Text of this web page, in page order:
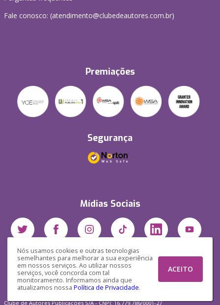
Nós usamos cookies e outras tecnologias
semelhantes para melhorar a sua experiência
em nossos serviços. Ao utilizar nossos
serviços, você concorda com tal
monitoramento. Informamos ainda que
atualizamos nossa Política de Privacidade.
ACEITO
Fale conosco: (atendimento@clubedeautores.com.br)
Premiações
Segurança
Mídias Sociais
Clube de Autores Publicações S/A - CNPJ: 16.779.786/0001-27